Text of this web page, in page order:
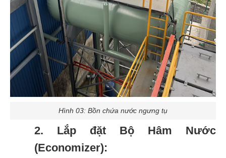
Hình 03: Bồn chứa nước ngưng tụ
2. Lắp đặt Bộ Hâm Nước
(Economizer):